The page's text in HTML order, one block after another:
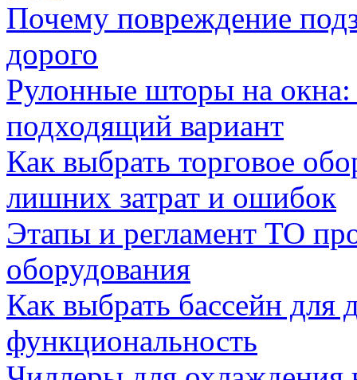
Почему повреждение
дорого
Рулонные шторы на
подходящий вариант
Как выбрать торговое
лишних затрат и ошибок
Этапы и регламент ТО
оборудования
Как выбрать бассейн для
функциональность